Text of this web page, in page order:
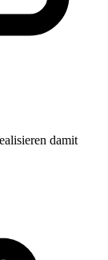
damit